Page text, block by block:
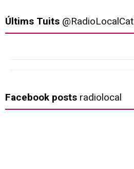
Últims Tuits @RadioLocalCat
Facebook posts radiolocal